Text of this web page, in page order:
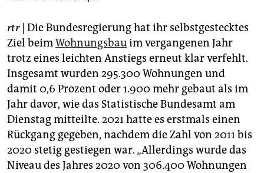
veranstaltungen
shop
fragen & hilfe
unterstützen
abo
genossenschaft
epaper login
rtr| Die Bundesregierung hat ihr selbstgestecktes
Ziel beimWohnungsbauim vergangenen Jahr
trotz eines leichten Anstiegs erneut klar verfehlt.
Insgesamt wurden 295.300 Wohnungen und
damit 0,6 Prozent oder 1.900 mehr gebaut als im
Jahr davor, wie das Statistische Bundesamt am
Dienstag mitteilte. 2021 hatte es erstmals einen
Rückgang gegeben, nachdem die Zahl von 2011 bis
2020 stetig gestiegen war. „Allerdings wurde das
Niveau des Jahres 2020 von 306.400 Wohnungen